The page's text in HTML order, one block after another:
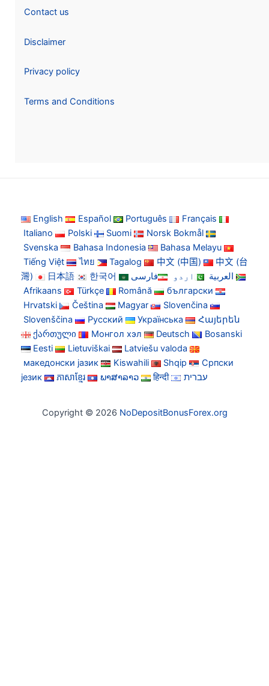
Contact us
Disclaimer
Privacy policy
Terms and Conditions
English Español Português
Français
Italiano
Polski Suomi
Norsk Bokmål
Svenska
Bahasa Indonesia
Bahasa Melayu
Tiếng Việt
ไทย Tagalog 中文 (中国)
中文 (台
灣)
日本語 한국어 العربية اردو
فارسی
Afrikaans
Türkçe Română
български
Hrvatski
Čeština Magyar
Slovenčina
Slovenščina
Русский Українська
Հայերեն
ქართული
Монгол хэл Deutsch
Bosanski
Eesti
Lietuviškai
Latviešu valoda
македонски јазик
Kiswahili Shqip
Српски
језик
ភាសាខ្មែរ ພາສາລາວ हिन्दी עברית
Copyright © 2026 NoDepositBonusForex.org